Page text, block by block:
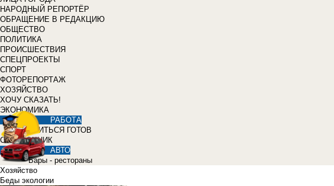
НАРОДНЫЙ РЕПОРТЁР
ОБРАЩЕНИЕ В РЕДАКЦИЮ
ОБЩЕСТВО
ПОЛИТИКА
ПРОИСШЕСТВИЯ
СПЕЦПРОЕКТЫ
СПОРТ
ФОТОРЕПОРТАЖ
ХОЗЯЙСТВО
ХОЧУ СКАЗАТЬ!
ЭКОНОМИКА
РАБОТА
УЧИТЬСЯ ГОТОВ
СПРАВОЧНИК
АВТО
Бары - рестораны
Хозяйство
Беды экологии